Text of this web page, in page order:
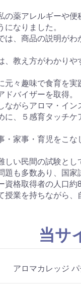
の薬アレルギーや
なりました。
は、商品の説明が
、教え方がわかり
元々趣味で食育を
バイザーを取得。
ながらアロマ・イ
に、５感育タッチ
・家事・育児をこ
しい民間の試験と
も多数あり、国
格取得者の人口
業を持ちながら、
当サ
アロマカレッジ